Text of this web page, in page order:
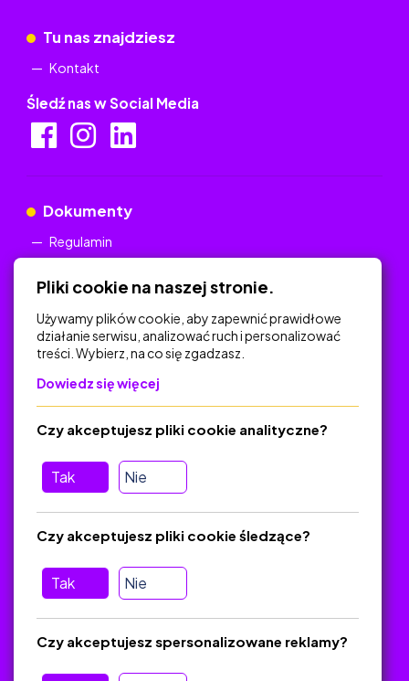
Tu nas znajdziesz
Kontakt
Śledź nas w Social Media
Dokumenty
Regulamin
Na skróty
Polityka Prywatności
Regulamin
O platformie
Baza materiałów dydaktycznych
Jak zostać autorem
FAQ
Pomoc
Pliki cookie na naszej stronie.
Używamy plików cookie, aby zapewnić prawidłowe
działanie serwisu, analizować ruch i personalizować
treści. Wybierz, na co się zgadzasz.
Dowiedz się więcej
Tak Nie
Czy akceptujesz pliki cookie analityczne?
Tak Nie
Czy akceptujesz pliki cookie śledzące?
Czy akceptujesz spersonalizowane reklamy?